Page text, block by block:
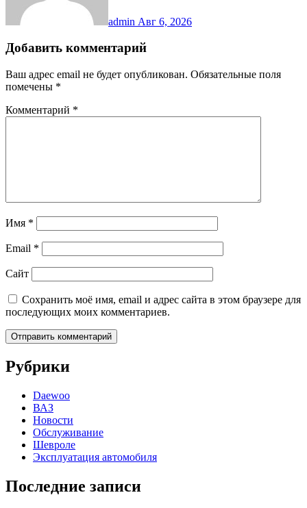
admin Авг 6, 2026
Добавить комментарий
Ваш адрес email не будет опубликован. Обязательные поля
помечены *
Комментарий *
Имя *
Email *
Сайт
Сохранить моё имя, email и адрес сайта в этом браузере для
последующих моих комментариев.
Рубрики
Daewoo
ВАЗ
Новости
Обслуживание
Шевроле
Эксплуатация автомобиля
Последние записи